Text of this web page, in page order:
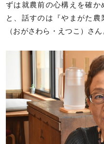
ずは就農前の心構えを確か
と、話すのは『やまがた
（おがさわら・えつこ）さん